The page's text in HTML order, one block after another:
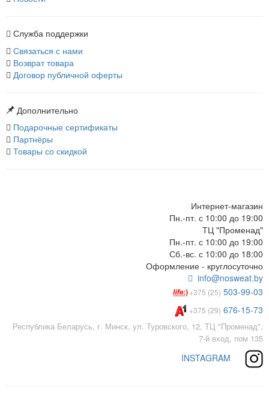
Служба поддержки
Связаться с нами
Возврат товара
Договор публичной оферты
Дополнительно
Подарочные сертификаты
Партнёры
Товары со скидкой
Интернет-магазин
Пн.-пт. с 10:00 до 19:00
ТЦ "Променад"
Пн.-пт. с 10:00 до 19:00
Сб.-вс. с 10:00 до 18:00
Оформление - круглосуточно
info@nosweat.by
+375 (25) 503-99-03
+375 (29) 676-15-73
Республика Беларусь, г. Минск, ул. Туровского, 12, ТЦ "Променад",
7-й вход, пом 135
INSTAGRAM